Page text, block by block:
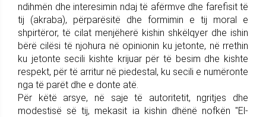
ndihmën dhe interesimin ndaj të afërmve dhe farefisit të
tij (akraba), përparësitë dhe formimin e tij moral e
shpirtëror, të cilat menjëherë kishin shkëlqyer dhe ishin
bërë cilësi të njohura në opinionin ku jetonte, në rrethin
ku jetonte secili kishte krijuar për të besim dhe kishte
respekt, për të arritur në piedestal, ku secili e numëronte
nga të parët dhe e donte atë.
Për këtë arsye, në saje të autoritetit, ngritjes dhe
modestisë së tij, mekasit ia kishin dhënë nofkën "El-